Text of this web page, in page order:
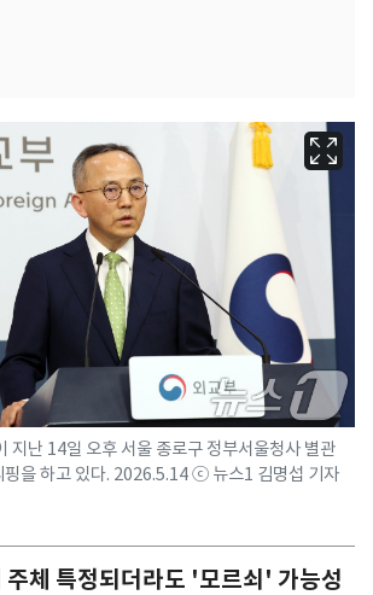
지난 14일 오후 서울 종로구 정부서울청사 별관
핑을 하고 있다. 2026.5.14 ⓒ 뉴스1 김명섭 기자
체 특정되더라도 '모르쇠' 가능성